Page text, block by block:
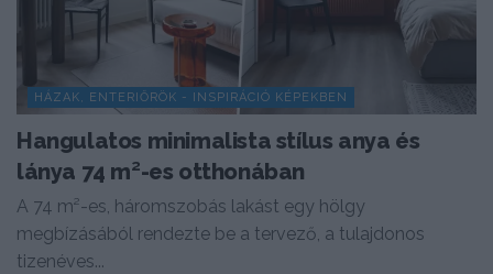
HÁZAK, ENTERIŐRÖK - INSPIRÁCIÓ KÉPEKBEN
Hangulatos minimalista stílus anya és
lánya 74 m²-es otthonában
A 74 m²-es, háromszobás lakást egy hölgy
megbízásából rendezte be a tervező, a tulajdonos
tizenéves...